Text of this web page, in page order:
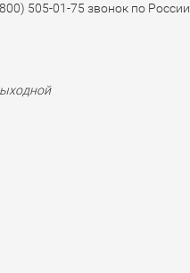
505-01-75 звонок по России